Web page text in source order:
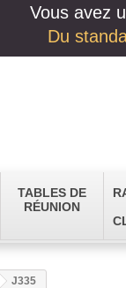
Vous avez
Du
TABLES DE
RÉUNION
J335